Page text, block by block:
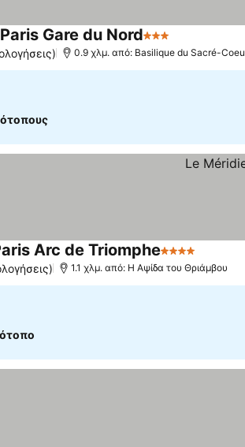
Gare du Nord3 Αστέρια
0.9 χλμ. από: Basilique du Sacré-
Arc de Triomphe4 Αστέρια
1.1 χλμ. από: Η Αψίδα του Θριάμβου